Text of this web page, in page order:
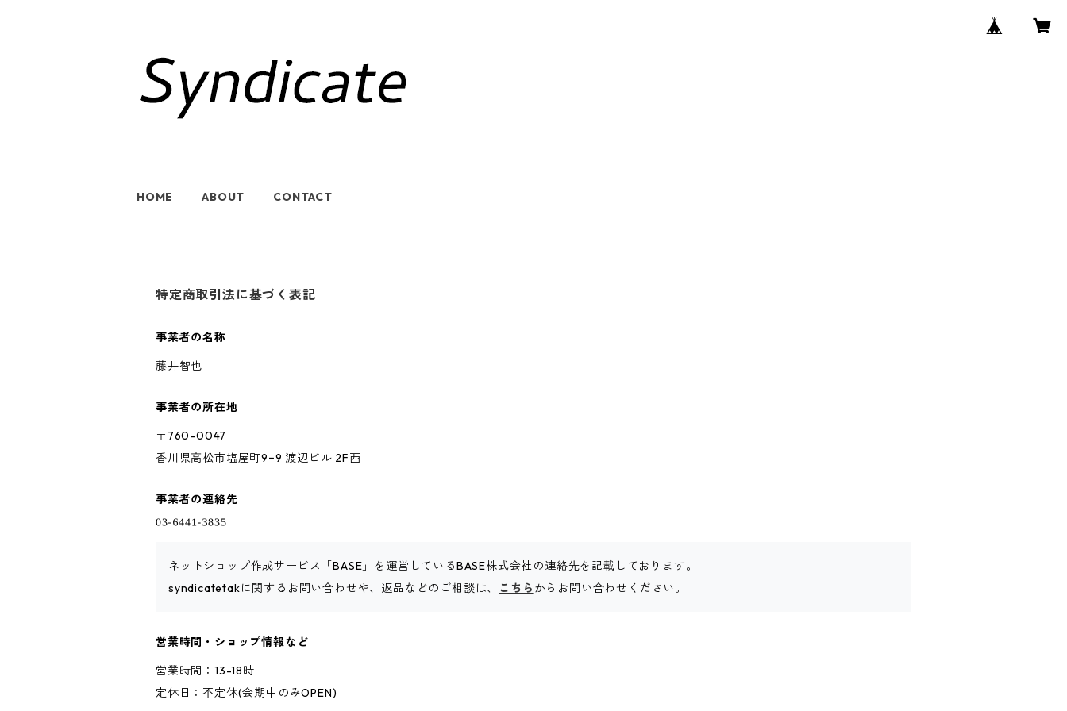
HOME ABOUT CONTACT
特定商取引法に基づく表記
事業者の名称
藤井智也
事業者の所在地
〒760-0047
香川県高松市塩屋町9−9 渡辺ビル 2F西
事業者の連絡先
ネットショップ作成サービス「BASE」を運営しているBASE株式会社の連絡先を記載しております。
syndicatetakに関するお問い合わせや、返品などのご相談は、 こちら からお問い合わせください。
営業時間・ショップ情報など
営業時間：13-18時
定休日：不定休(会期中のみOPEN)